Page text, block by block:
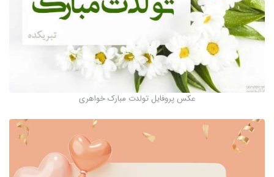
عکس پروفایل تولدت مبارک خواهری